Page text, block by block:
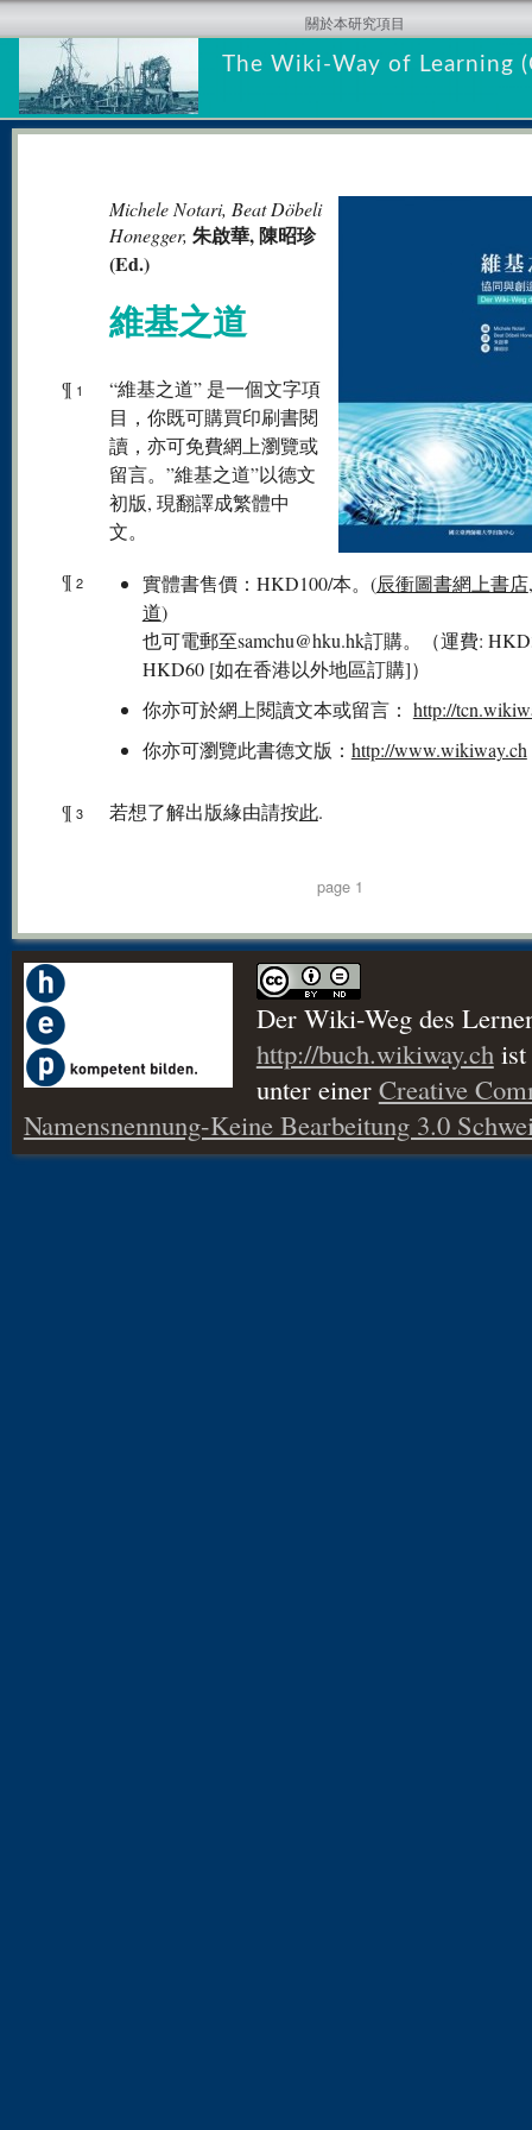
The Wiki-Way of Learning
關於本研究項目
Michele Notari, Beat Döbeli
Honegger, 朱啟華, 陳昭珍
(Ed.)
維基之道
¶ 1
“維基之道” 是一個文字項
目，你既可購買印刷書閱
讀，亦可免費網上瀏覽或
留言。”維基之道”以德文
初版, 現翻譯成繁體中
文。
¶ 2 實體書售價：HKD100/本。(辰衝圖書網上書店
道)
也可電郵至samchu@hku.hk訂購。（運費:
HKD60 [如在香港以外地區訂購]）
你亦可於網上閱讀文本或留言： http://
你亦可瀏覽此書德文版： http://www.wikiway.ch
¶ 3 若想了解出版緣由請按此.
page 1
Der Wiki-Weg des
http://buch.wikiway.chist
unter einer Creative
Namensnennung-Keine Bearbeitung 3.0